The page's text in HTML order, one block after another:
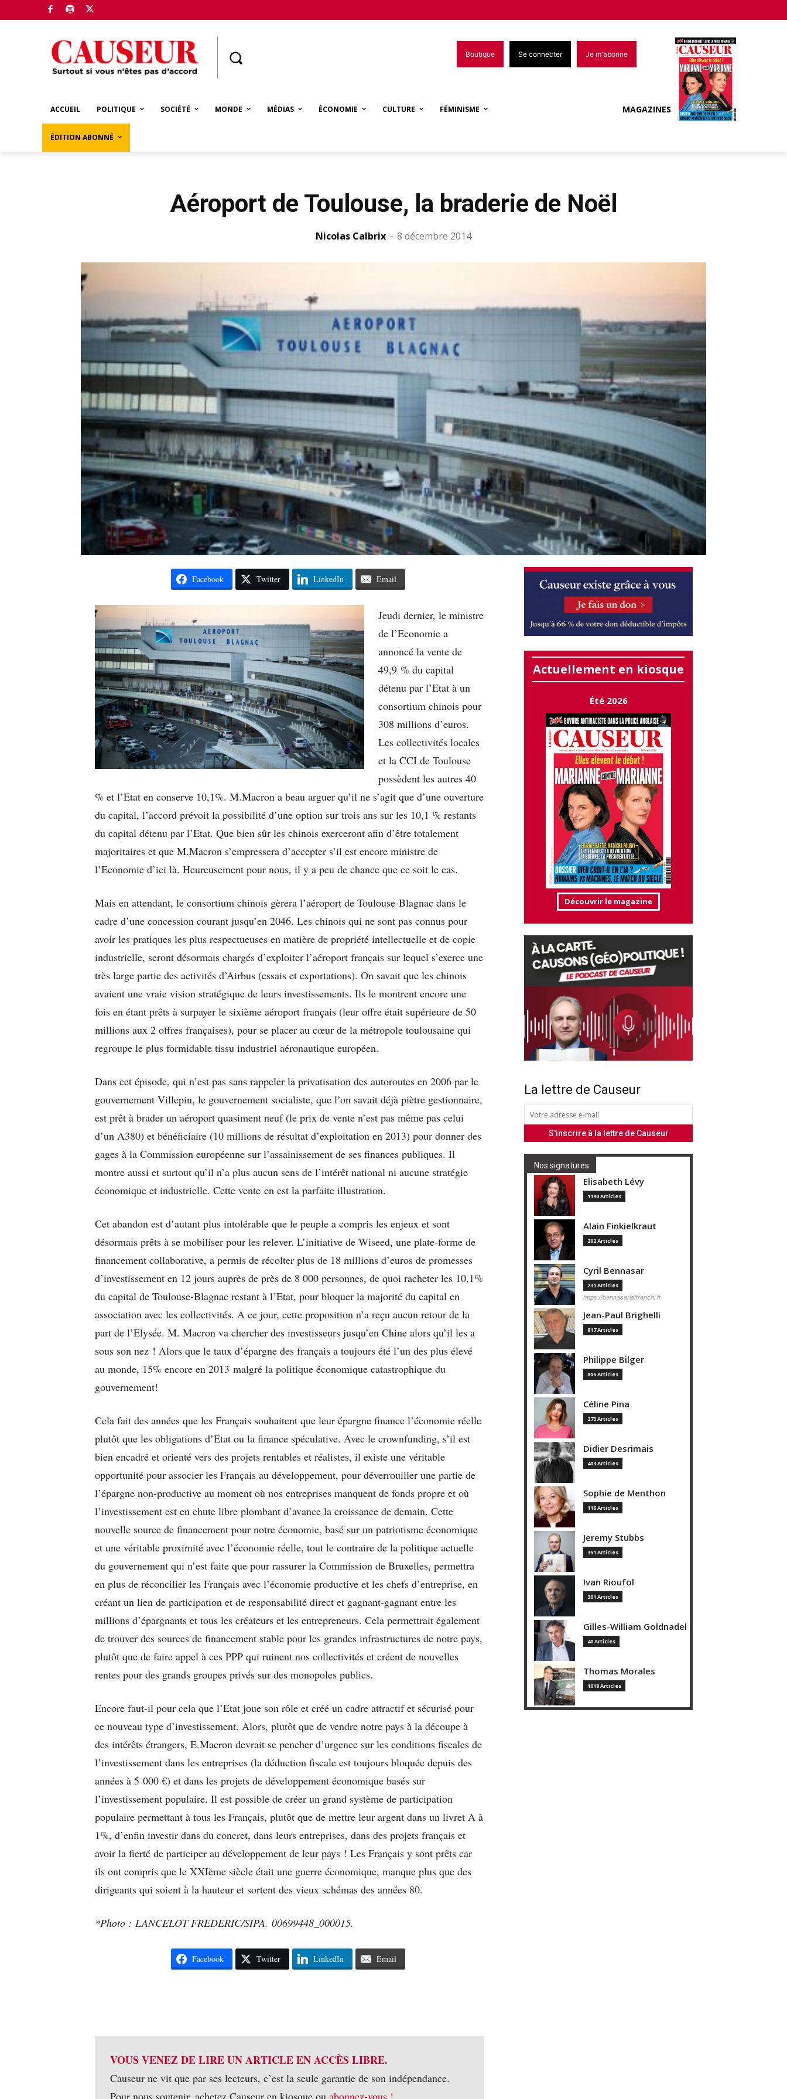
Boutique Se connecter Je m'abonne
ACCUEIL POLITIQUE SOCIÉTÉ MONDE MÉDIAS ÉCONOMIE CULTURE FÉMINISME
ÉDITION ABONNÉ
MAGAZINES
Aéroport de Toulouse, la braderie de Noël
Nicolas Calbrix - 8 décembre 2014
Facebook Twitter LinkedIn Email
Jeudi dernier, le ministre
de l’Economie a
annoncé la vente de
49,9 % du capital
détenu par l’Etat à un
consortium chinois pour
308 millions d’euros.
Les collectivités locales
et la CCI de Toulouse
possèdent les autres 40
% et l’Etat en conserve 10,1%. M.Macron a beau arguer qu’il ne s’agit que d’une ouverture
du capital, l’accord prévoit la possibilité d’une option sur trois ans sur les 10,1 % restants
du capital détenu par l’Etat. Que bien sûr les chinois exerceront afin d’être totalement
majoritaires et que M.Macron s’empressera d’accepter s’il est encore ministre de
l’Economie d’ici là. Heureusement pour nous, il y a peu de chance que ce soit le cas.
Mais en attendant, le consortium chinois gèrera l’aéroport de Toulouse-Blagnac dans le
cadre d’une concession courant jusqu’en 2046. Les chinois qui ne sont pas connus pour
avoir les pratiques les plus respectueuses en matière de propriété intellectuelle et de copie
industrielle, seront désormais chargés d’exploiter l’aéroport français sur lequel s’exerce une
très large partie des activités d’Airbus (essais et exportations). On savait que les chinois
avaient une vraie vision stratégique de leurs investissements. Ils le montrent encore une
fois en étant prêts à surpayer le sixième aéroport français (leur offre était supérieure de 50
millions aux 2 offres françaises), pour se placer au cœur de la métropole toulousaine qui
regroupe le plus formidable tissu industriel aéronautique européen.
Dans cet épisode, qui n’est pas sans rappeler la privatisation des autoroutes en 2006 par le
gouvernement Villepin, le gouvernement socialiste, que l’on savait déjà piètre gestionnaire,
est prêt à brader un aéroport quasiment neuf (le prix de vente n’est pas même pas celui
d’un A380) et bénéficiaire (10 millions de résultat d’exploitation en 2013) pour donner des
gages à la Commission européenne sur l’assainissement de ses finances publiques. Il
montre aussi et surtout qu’il n’a plus aucun sens de l’intérêt national ni aucune stratégie
économique et industrielle. Cette vente en est la parfaite illustration.
Cet abandon est d’autant plus intolérable que le peuple a compris les enjeux et sont
désormais prêts à se mobiliser pour les relever. L’initiative de Wiseed, une plate-forme de
financement collaborative, a permis de récolter plus de 18 millions d’euros de promesses
d’investissement en 12 jours auprès de près de 8 000 personnes, de quoi racheter les 10,1%
du capital de Toulouse-Blagnac restant à l’Etat, pour bloquer la majorité du capital en
association avec les collectivités. A ce jour, cette proposition n’a reçu aucun retour de la
part de l’Elysée. M. Macron va chercher des investisseurs jusqu’en Chine alors qu’il les a
sous son nez ! Alors que le taux d’épargne des français a toujours été l’un des plus élevé
au monde, 15% encore en 2013 malgré la politique économique catastrophique du
gouvernement!
Cela fait des années que les Français souhaitent que leur épargne finance l’économie réelle
plutôt que les obligations d’Etat ou la finance spéculative. Avec le crownfunding, s’il est
bien encadré et orienté vers des projets rentables et réalistes, il existe une véritable
opportunité pour associer les Français au développement, pour déverrouiller une partie de
l’épargne non-productive au moment où nos entreprises manquent de fonds propre et où
l’investissement est en chute libre plombant d’avance la croissance de demain. Cette
nouvelle source de financement pour notre économie, basé sur un patriotisme économique
et une véritable proximité avec l’économie réelle, tout le contraire de la politique actuelle
du gouvernement qui n’est faite que pour rassurer la Commission de Bruxelles, permettra
en plus de réconcilier les Français avec l’économie productive et les chefs d’entreprise, en
créant un lien de participation et de responsabilité direct et gagnant-gagnant entre les
millions d’épargnants et tous les créateurs et les entrepreneurs. Cela permettrait également
de trouver des sources de financement stable pour les grandes infrastructures de notre pays,
plutôt que de faire appel à ces PPP qui ruinent nos collectivités et créent de nouvelles
rentes pour des grands groupes privés sur des monopoles publics.
Encore faut-il pour cela que l’Etat joue son rôle et créé un cadre attractif et sécurisé pour
ce nouveau type d’investissement. Alors, plutôt que de vendre notre pays à la découpe à
des intérêts étrangers, E.Macron devrait se pencher d’urgence sur les conditions fiscales de
l’investissement dans les entreprises (la déduction fiscale est toujours bloquée depuis des
années à 5 000 €) et dans les projets de développement économique basés sur
l’investissement populaire. Il est possible de créer un grand système de participation
populaire permettant à tous les Français, plutôt que de mettre leur argent dans un livret A à
1%, d’enfin investir dans du concret, dans leurs entreprises, dans des projets français et
avoir la fierté de participer au développement de leur pays ! Les Français y sont prêts car
ils ont compris que le XXIème siècle était une guerre économique, manque plus que des
dirigeants qui soient à la hauteur et sortent des vieux schémas des années 80.
*Photo : LANCELOT FREDERIC/SIPA. 00699448_000015.
Facebook Twitter LinkedIn Email
VOUS VENEZ DE LIRE UN ARTICLE EN ACCÈS LIBRE.
Causeur ne vit que par ses lecteurs, c’est la seule garantie de son indépendance.
Pour nous soutenir, achetez Causeur en kiosque ou abonnez-vous !
Actuellement en kiosque
Été 2026
Découvrir le magazine
La lettre de Causeur
Nos signatures
Elisabeth Lévy
1190 Articles
Alain Finkielkraut
202 Articles
Cyril Bennasar
231 Articles
https://bennasarlaffranchi.fr
Jean-Paul Brighelli
817 Articles
Philippe Bilger
806 Articles
Céline Pina
273 Articles
Didier Desrimais
403 Articles
Sophie de Menthon
116 Articles
Jeremy Stubbs
351 Articles
Ivan Rioufol
301 Articles
Gilles-William Goldnadel
40 Articles
Thomas Morales
1018 Articles